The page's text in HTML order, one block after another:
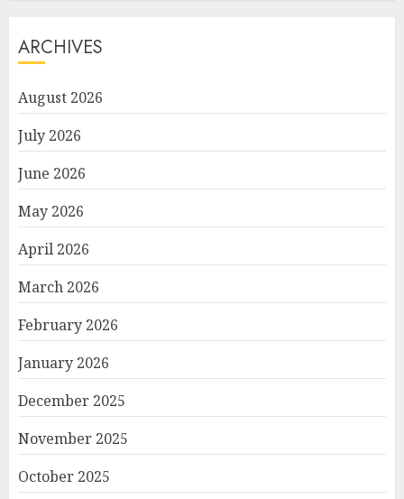
ARCHIVES
August 2026
July 2026
June 2026
May 2026
April 2026
March 2026
February 2026
January 2026
December 2025
November 2025
October 2025